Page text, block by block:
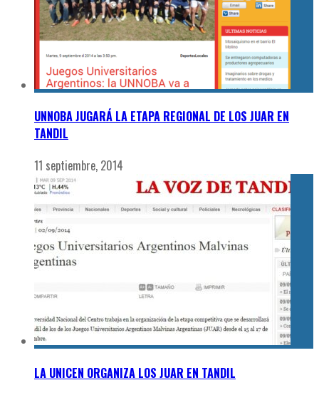
UNNOBA JUGARÁ LA ETAPA REGIONAL DE LOS JUAR EN
TANDIL
11 septiembre, 2014
LA UNICEN ORGANIZA LOS JUAR EN TANDIL